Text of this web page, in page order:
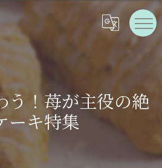
う！苺が主役の絶
ーキ特集